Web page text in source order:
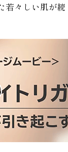
若々しい肌が続